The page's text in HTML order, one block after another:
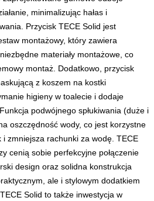
minimalizując hałas i
Przycisk TECE Solid jest
montażowy, który zawiera
materiały montażowe, co
montaż. Dodatkowo, przycisk
z koszem na kostki
higieny w toalecie i dodaje
podwójnego spłukiwania (duże i
oszczędność wody, co jest korzystne
zmniejsza rachunki za wodę. TECE
cenią sobie perfekcyjne połączenie
design oraz solidna konstrukcja
ale i stylowym dodatkiem
Solid to także inwestycja w